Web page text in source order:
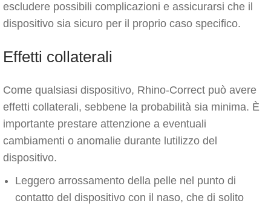
escludere possibili complicazioni e assicurarsi che il
dispositivo sia sicuro per il proprio caso specifico.
Effetti collaterali
Come qualsiasi dispositivo, Rhino-Correct può avere
effetti collaterali, sebbene la probabilità sia minima. È
importante prestare attenzione a eventuali
cambiamenti o anomalie durante lutilizzo del
dispositivo.
Leggero arrossamento della pelle nel punto di
contatto del dispositivo con il naso, che di solito